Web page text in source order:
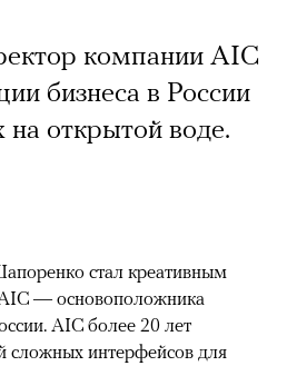
компании AIC
бизнеса в России
открытой воде.
стал креативным
— основоположника
AIC более 20 лет
сложных интерфейсов для